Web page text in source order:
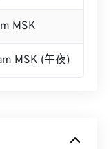
MSK
MSK (午夜)